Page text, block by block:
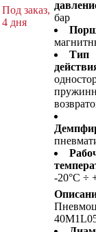
Под заказ,
4 дня
бар
Тип
-20°C ÷